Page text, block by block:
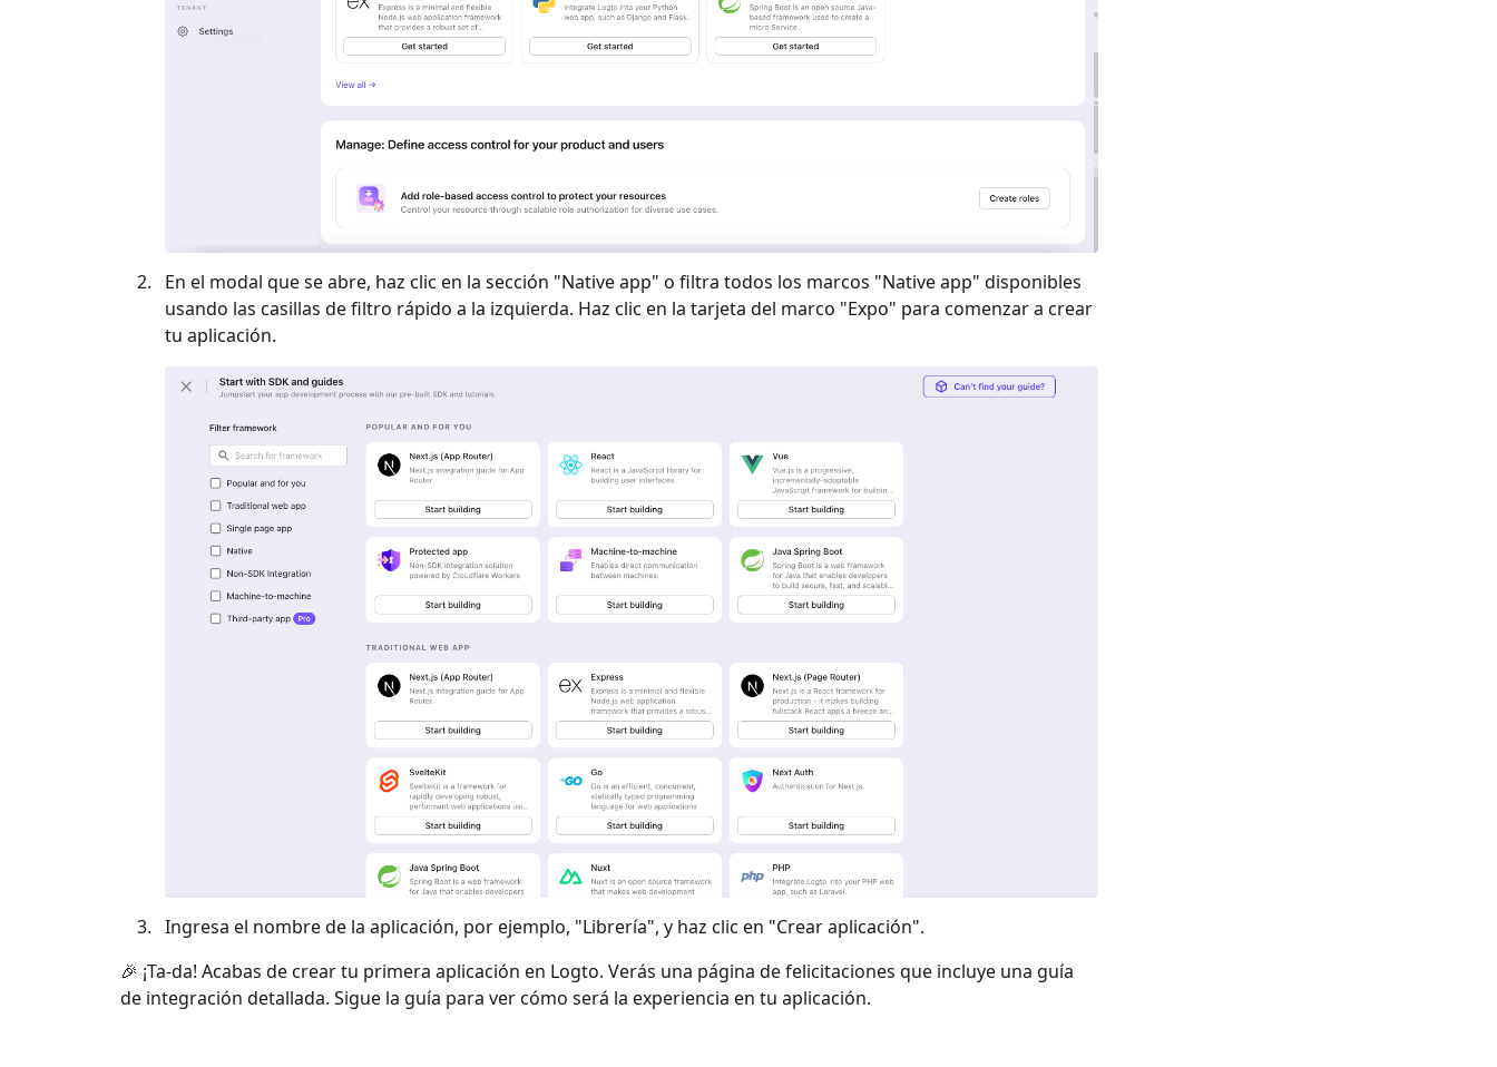
En el modal que se abre, haz clic en la sección "Native app" o filtra todos los marcos "Native app" disponibles
usando las casillas de filtro rápido a la izquierda. Haz clic en la tarjeta del marco "Expo" para comenzar a crear
tu aplicación.
Ingresa el nombre de la aplicación, por ejemplo, "Librería", y haz clic en "Crear aplicación".
🎉 ¡Ta-da! Acabas de crear tu primera aplicación en Logto. Verás una página de felicitaciones que incluye una guía
de integración detallada. Sigue la guía para ver cómo será la experiencia en tu aplicación.